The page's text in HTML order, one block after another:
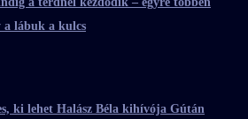
a lábuk a kulcs
ki lehet Halász Béla kihívója Gútán